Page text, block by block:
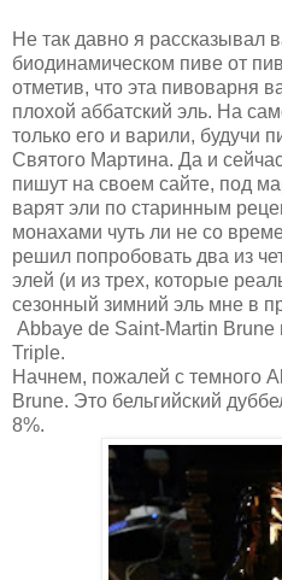
Не так давно я рассказывал
биодинамическом пиве от
отметив, что эта пивоварня
плохой аббатский эль. На
только его и варили, будучи
Святого Мартина. Да и
пишут на своем сайте, под
варят эли по старинным
монахами чуть ли не со
решил попробовать два из
элей (и из трех, которые
сезонный зимний эль мне в
Abbaye de Saint-Martin
Triple.
Начнем, пожалей с темного
Brune. Это бельгийский
8%.